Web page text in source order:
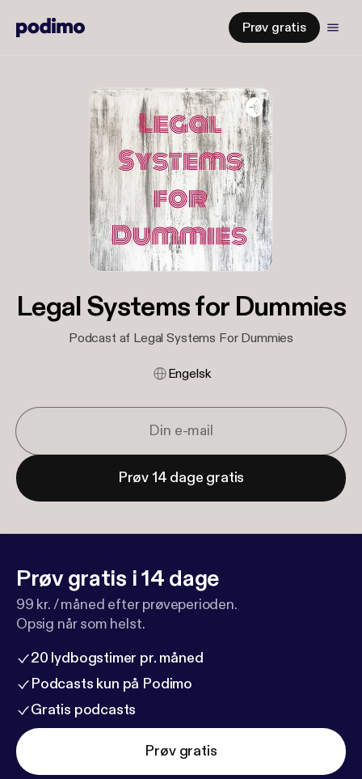
Prøv gratis
Legal Systems for Dummies
Podcast af Legal Systems For Dummies
Engelsk
Prøv 14 dage gratis
Prøv gratis i 14 dage
99 kr. / måned efter prøveperioden.
Opsig når som helst.
20 lydbogstimer pr. måned
Podcasts kun på Podimo
Gratis podcasts
Prøv gratis